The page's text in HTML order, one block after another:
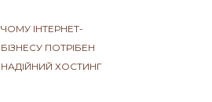
ЧОМУ ІНТЕРНЕТ-
БІЗНЕСУ ПОТРІБЕН
НАДІЙНИЙ ХОСТИНГ